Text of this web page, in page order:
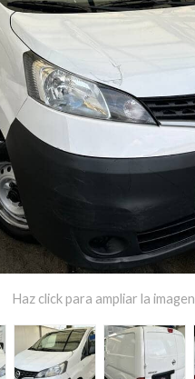
Haz click para ampliar la imagen